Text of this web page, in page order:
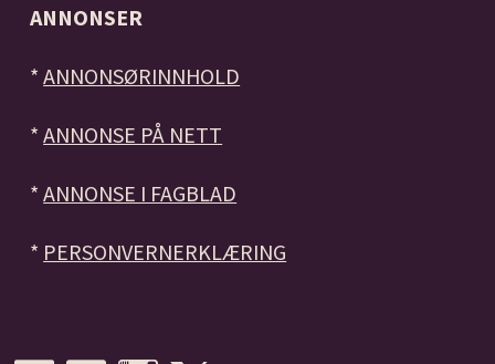
ANNONSER
*ANNONSØRINNHOLD
*ANNONSE PÅ NETT
*ANNONSE I FAGBLAD
* PERSONVERNERKLÆRING